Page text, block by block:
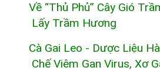
Về “thủ Phủ” Cây Gió
Lấy Trầm Hương
Cà Gai Leo - Dược Liệu
Chế Viêm Gan Virus, Xơ